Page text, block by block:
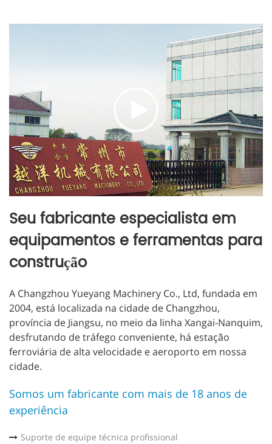
Seu fabricante especialista em
equipamentos e ferramentas para
construção
A Changzhou Yueyang Machinery Co., Ltd, fundada em
2004, está localizada na cidade de Changzhou,
província de Jiangsu, no meio da linha Xangai-Nanquim,
desfrutando de tráfego conveniente, há estação
ferroviária de alta velocidade e aeroporto em nossa
cidade.
Somos um fabricante com mais de 18 anos de
experiência
Suporte de equipe técnica profissional